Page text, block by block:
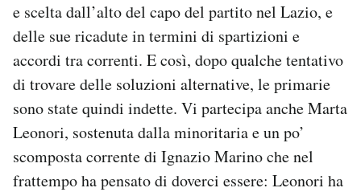
e scelta dall’alto del capo del partito nel Lazio, e
delle sue ricadute in termini di spartizioni e
accordi tra correnti. E così, dopo qualche tentativo
di trovare delle soluzioni alternative, le primarie
sono state quindi indette. Vi partecipa anche Marta
Leonori, sostenuta dalla minoritaria e un po’
scomposta corrente di Ignazio Marino che nel
frattempo ha pensato di doverci essere: Leonori ha